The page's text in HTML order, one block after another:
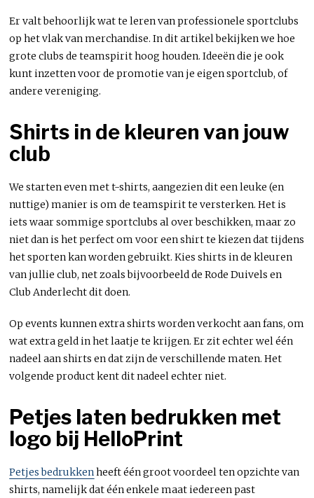
Er valt behoorlijk wat te leren van professionele sportclubs
op het vlak van merchandise. In dit artikel bekijken we hoe
grote clubs de teamspirit hoog houden. Ideeën die je ook
kunt inzetten voor de promotie van je eigen sportclub, of
andere vereniging.
Shirts in de kleuren van jouw
club
We starten even met t-shirts, aangezien dit een leuke (en
nuttige) manier is om de teamspirit te versterken. Het is
iets waar sommige sportclubs al over beschikken, maar zo
niet dan is het perfect om voor een shirt te kiezen dat tijdens
het sporten kan worden gebruikt. Kies shirts in de kleuren
van jullie club, net zoals bijvoorbeeld de Rode Duivels en
Club Anderlecht dit doen.
Op events kunnen extra shirts worden verkocht aan fans, om
wat extra geld in het laatje te krijgen. Er zit echter wel één
nadeel aan shirts en dat zijn de verschillende maten. Het
volgende product kent dit nadeel echter niet.
Petjes laten bedrukken met
logo bij HelloPrint
Petjes bedrukkenheeft één groot voordeel ten opzichte van
shirts, namelijk dat één enkele maat iedereen past